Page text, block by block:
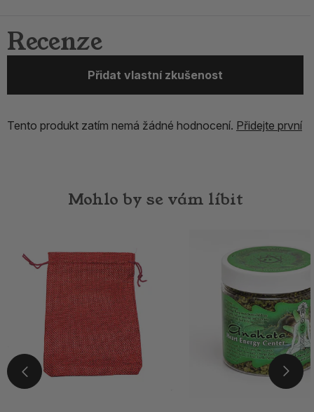
Recenze
Přidat vlastní zkušenost
Tento produkt zatím nemá žádné hodnocení. Přidejte první
Mohlo by se vám líbit